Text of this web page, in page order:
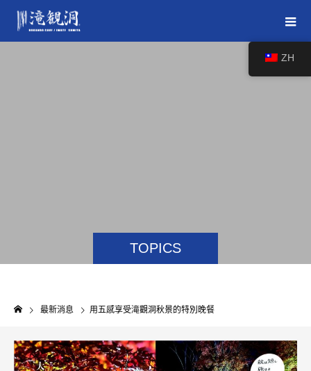
TOPICS
最新消息 用五感享受滝觀洞秋景的特別晚餐
ZH